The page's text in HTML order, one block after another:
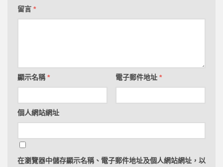
留言 *
顯示名稱* 電子郵件地址 *
個人網站網址
在瀏覽器中儲存顯示名稱、電子郵件地址及個人網站網址，以